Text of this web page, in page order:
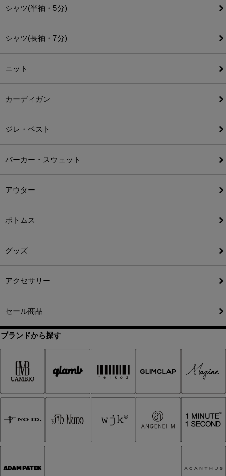
シャツ(半袖・5分)
シャツ(長袖・7分)
ニット
カーディガン
ジレ・ベスト
パーカー・スウェット
アウター
ボトムス
グッズ
アクセサリー
セール商品
ブランドから探す